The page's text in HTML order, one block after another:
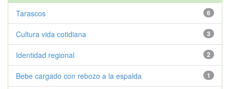
6
Tarascos
3
Cultura vida cotidiana
2
Identidad regional
1
Bebe cargado con rebozo a la espalda